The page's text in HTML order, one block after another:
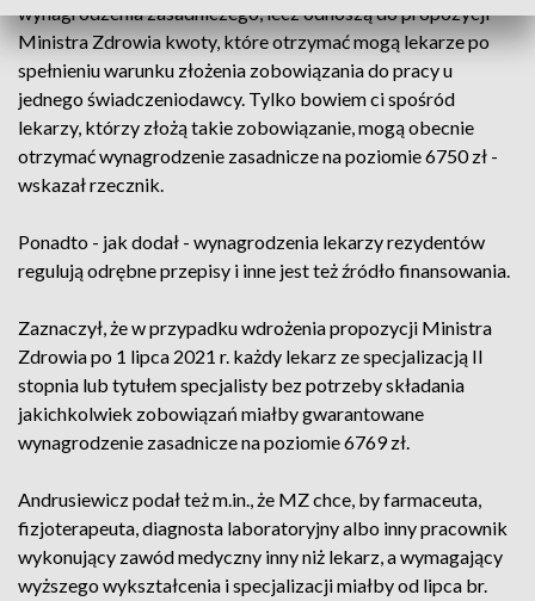
wynagrodzenia zasadniczego, lecz odnoszą do propozycji
Ministra Zdrowia kwoty, które otrzymać mogą lekarze po
spełnieniu warunku złożenia zobowiązania do pracy u
jednego świadczeniodawcy. Tylko bowiem ci spośród
lekarzy, którzy złożą takie zobowiązanie, mogą obecnie
otrzymać wynagrodzenie zasadnicze na poziomie 6750 zł -
wskazał rzecznik.
Ponadto - jak dodał - wynagrodzenia lekarzy rezydentów
regulują odrębne przepisy i inne jest też źródło finansowania.
Zaznaczył, że w przypadku wdrożenia propozycji Ministra
Zdrowia po 1 lipca 2021 r. każdy lekarz ze specjalizacją II
stopnia lub tytułem specjalisty bez potrzeby składania
jakichkolwiek zobowiązań miałby gwarantowane
wynagrodzenie zasadnicze na poziomie 6769 zł.
Andrusiewicz podał też m.in., że MZ chce, by farmaceuta,
fizjoterapeuta, diagnosta laboratoryjny albo inny pracownik
wykonujący zawód medyczny inny niż lekarz, a wymagający
wyższego wykształcenia i specjalizacji miałby od lipca br.